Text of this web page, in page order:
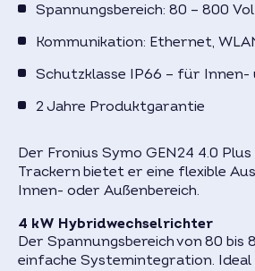
Spannungsbereich: 80 – 800
Kommunikation: Ethernet,
Schutzklasse IP66 – für Innen-
2 Jahre Produktgarantie
Der Fronius Symo GEN24 4.0
Trackern bietet er eine flexible
Innen- oder Außenbereich.
4 kW Hybridwechselrichter
Der Spannungsbereich von 80
einfache Systemintegration. Ideal